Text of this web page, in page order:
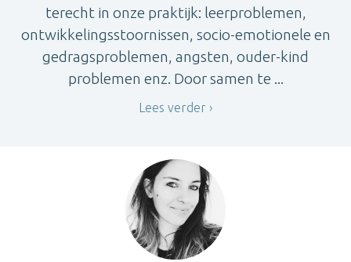
terecht in onze praktijk: leerproblemen,
ontwikkelingsstoornissen, socio-emotionele en
gedragsproblemen, angsten, ouder-kind
problemen enz. Door samen te ...
Lees verder